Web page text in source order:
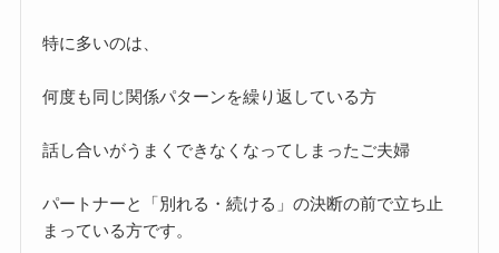
特に多いのは、
何度も同じ関係パターンを繰り返している方
話し合いがうまくできなくなってしまったご夫婦
パートナーと「別れる・続ける」の決断の前で立ち止
まっている方です。